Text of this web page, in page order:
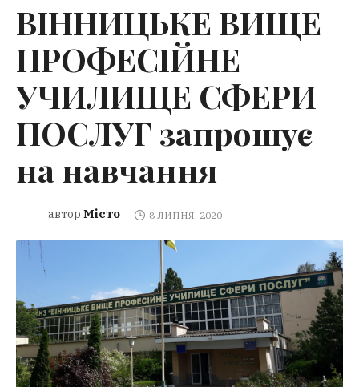
ВІННИЦЬКЕ ВИЩЕ
ПРОФЕСІЙНЕ
УЧИЛИЩЕ СФЕРИ
ПОСЛУГ запрошує
на навчання
автор Місто 8 ЛИПНЯ, 2020